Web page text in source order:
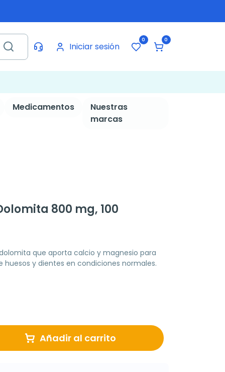
Iniciar sesión
0 0
Medicamentos
Nuestras
marcas
800 mg, 100
que aporta calcio y magnesio para
y dientes en condiciones normales.
Añadir al carrito